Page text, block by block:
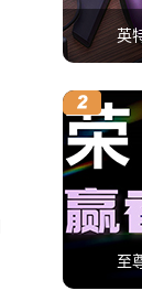
英
至